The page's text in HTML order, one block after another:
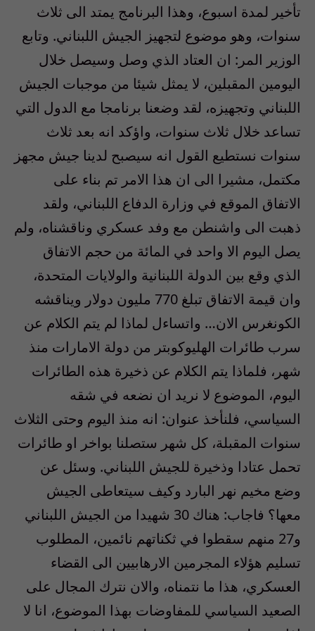
تأخير لمدة اسبوع، وهذا البرنامج يمتد الى ثلاث
سنوات، وهو موضوع لتجهيز الجيش اللبناني. وتابع
الوزير المر: ان العتاد الذي وصل وسيصل خلال
اليومين المقبلين، لا يمثل شيئا من موجبات الجيش
اللبناني وتجهيزه، لقد وضعنا برنامجا مع الدول التي
تساعد خلال ثلاث سنوات، واؤكد انه بعد ثلاث
سنوات نستطيع القول انه سيصبح لدينا جيش مجهز
مكتمل، مشيرا الى ان هذا الامر تم بناء على
الاتفاق الموقع في وزارة الدفاع اللبناني، ولقد
ذهبت الى واشنطن مع وفد عسكري وناقشناه، ولم
يصل اليوم الا واحد في المائة من حجم الاتفاق
الذي وقع بين الدولة اللبنانية والولايات المتحدة،
وان قيمة الاتفاق تبلغ 770 مليون دولار ويناقشه
الكونغرس الان… واتساءل لماذا لم يتم الكلام عن
سرب طائرات الهليوكوبتر من دولة الامارات منذ
شهر، فلماذا يتم الكلام عن ذخيرة هذه الطائرات
اليوم، الموضوع لا نريد ان نضعه في شقه
السياسي، فلنأخذ عنوان: انه منذ اليوم وحتى الثلاث
سنوات المقبلة، كل شهر ستصلنا بواخر او طائرات
تحمل عتادا وذخيرة للجيش اللبناني. وسئل عن
وضع مخيم نهر البارد وكيف سيتعاطى الجيش
معها؟ فاجاب: هناك 30 شهيدا من الجيش اللبناني
و27 منهم سقطوا في ثكناتهم نائمين، المطلوب
تسليم هؤلاء المجرمين الارهابيين الى القضاء
العسكري، هذا ما نتمناه، والان نترك المجال على
الصعيد السياسي للمفاوضات بهذا الموضوع، انا لا